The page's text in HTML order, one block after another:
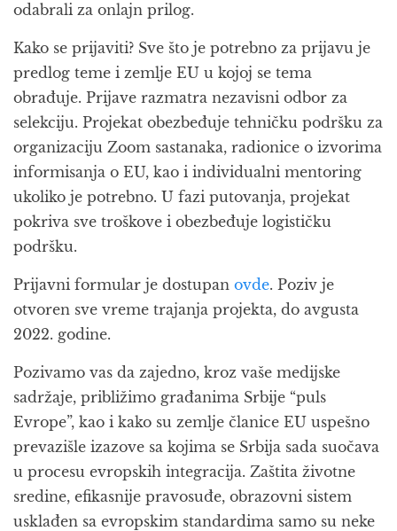
odabrali za onlajn prilog.
Kako se prijaviti? Sve što je potrebno za prijavu je
predlog teme i zemlje EU u kojoj se tema
obrađuje. Prijave razmatra nezavisni odbor za
selekciju. Projekat obezbeđuje tehničku podršku za
organizaciju Zoom sastanaka, radionice o izvorima
informisanja o EU, kao i individualni mentoring
ukoliko je potrebno. U fazi putovanja, projekat
pokriva sve troškove i obezbeđuje logističku
podršku.
Prijavni formular je dostupan ovde. Poziv je
otvoren sve vreme trajanja projekta, do avgusta
2022. godine.
Pozivamo vas da zajedno, kroz vaše medijske
sadržaje, približimo građanima Srbije “puls
Evrope”, kao i kako su zemlje članice EU uspešno
prevazišle izazove sa kojima se Srbija sada suočava
u procesu evropskih integracija. Zaštita životne
sredine, efikasnije pravosuđe, obrazovni sistem
usklađen sa evropskim standardima samo su neke